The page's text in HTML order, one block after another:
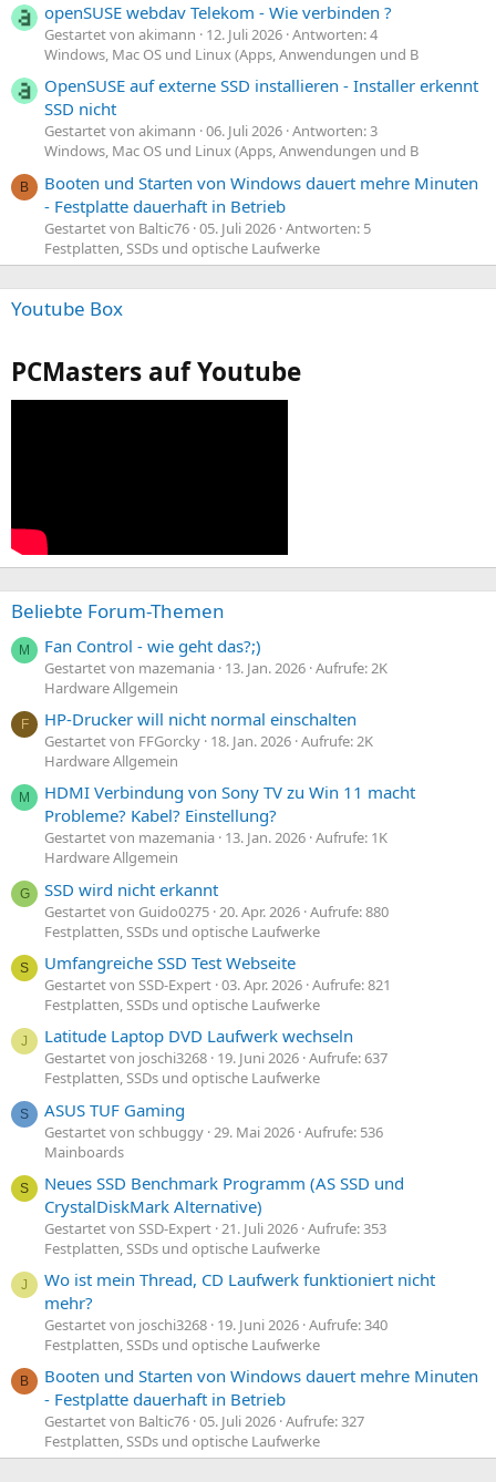
openSUSE webdav Telekom - Wie verbinden ?
Gestartet von akimann 12. Juli 2026 Antworten: 4
Windows, Mac OS und Linux (Apps, Anwendungen und B
OpenSUSE auf externe SSD installieren - Installer erkennt
SSD nicht
Gestartet von akimann 06. Juli 2026 Antworten: 3
Windows, Mac OS und Linux (Apps, Anwendungen und B
B
Booten und Starten von Windows dauert mehre Minuten
- Festplatte dauerhaft in Betrieb
Gestartet von Baltic76 05. Juli 2026 Antworten: 5
Festplatten, SSDs und optische Laufwerke
Youtube Box
PCMasters auf Youtube
Beliebte Forum-Themen
M Fan Control - wie geht das?;)
Gestartet von mazemania 13. Jan. 2026 Aufrufe: 2K
Hardware Allgemein
F HP-Drucker will nicht normal einschalten
Gestartet von FFGorcky 18. Jan. 2026 Aufrufe: 2K
Hardware Allgemein
M
HDMI Verbindung von Sony TV zu Win 11 macht
Probleme? Kabel? Einstellung?
Gestartet von mazemania 13. Jan. 2026 Aufrufe: 1K
Hardware Allgemein
G SSD wird nicht erkannt
Gestartet von Guido0275 20. Apr. 2026 Aufrufe: 880
Festplatten, SSDs und optische Laufwerke
S Umfangreiche SSD Test Webseite
Gestartet von SSD-Expert 03. Apr. 2026 Aufrufe: 821
Festplatten, SSDs und optische Laufwerke
J Latitude Laptop DVD Laufwerk wechseln
Gestartet von joschi3268 19. Juni 2026 Aufrufe: 637
Festplatten, SSDs und optische Laufwerke
S ASUS TUF Gaming
Gestartet von schbuggy 29. Mai 2026 Aufrufe: 536
Mainboards
S
Neues SSD Benchmark Programm (AS SSD und
CrystalDiskMark Alternative)
Gestartet von SSD-Expert 21. Juli 2026 Aufrufe: 353
Festplatten, SSDs und optische Laufwerke
J
Wo ist mein Thread, CD Laufwerk funktioniert nicht
mehr?
Gestartet von joschi3268 19. Juni 2026 Aufrufe: 340
Festplatten, SSDs und optische Laufwerke
B
Booten und Starten von Windows dauert mehre Minuten
- Festplatte dauerhaft in Betrieb
Gestartet von Baltic76 05. Juli 2026 Aufrufe: 327
Festplatten, SSDs und optische Laufwerke